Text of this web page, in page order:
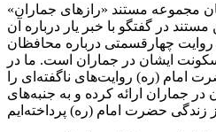
مجموعه مستند «رازهای جماران»
در گفتگو با خبر یار درباره آن
روایت چهارقسمتی درباره محافظان
ایشان در جماران است. ما در
امام (ره) روایت‌های ناگفته‌ای را
جماران ارائه کرده و به جنبه‌های